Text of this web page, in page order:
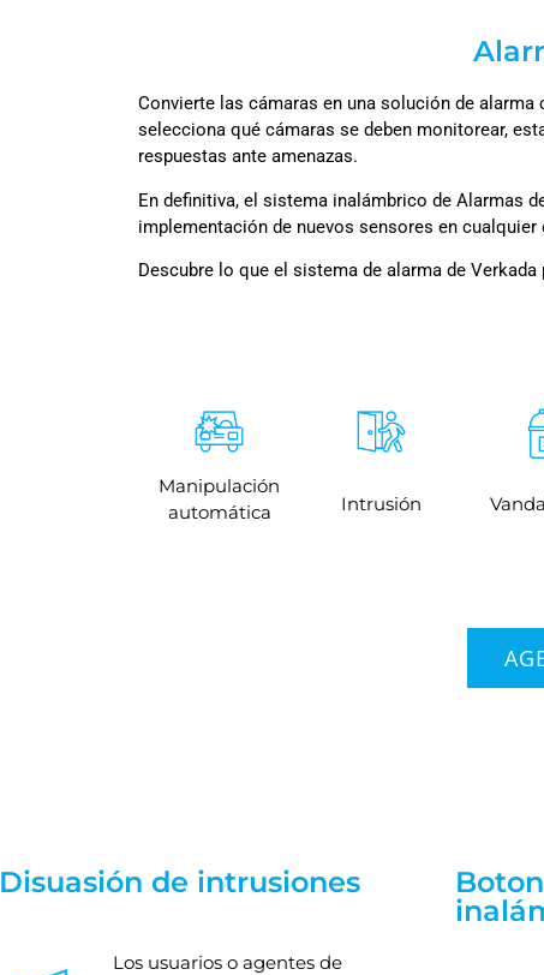
Convierte las cámaras en una solución de
selecciona qué cámaras se deben monitorear,
respuestas ante amenazas.
En definitiva, el sistema inalámbrico de Alarmas
implementación de nuevos sensores en cualquier
Descubre lo que el sistema de alarma de
Manipulación
automática
Intrusión
Disuasión de intrusiones
Los usuarios o agentes de